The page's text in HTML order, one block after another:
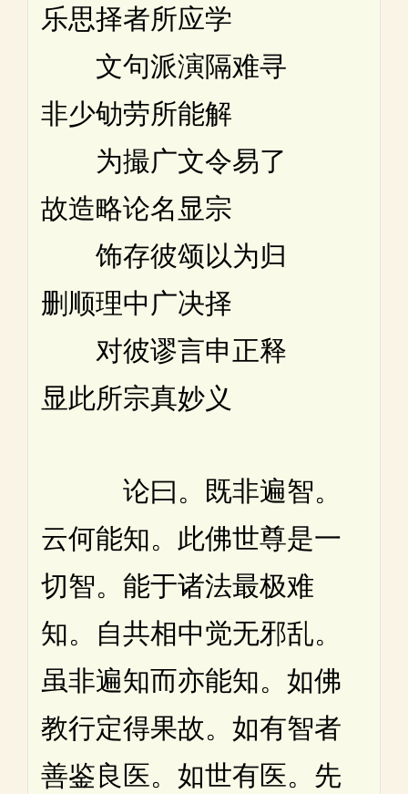
乐思择者所应学
文句派演隔难寻
非少劬劳所能解
为撮广文令易了
故造略论名显宗
饰存彼颂以为归
删顺理中广决择
对彼谬言申正释
显此所宗真妙义
论曰。既非遍智。
云何能知。此佛世尊是一
切智。能于诸法最极难
知。自共相中觉无邪乱。
虽非遍知而亦能知。如佛
教行定得果故。如有智者
善鉴良医。如世有医。先